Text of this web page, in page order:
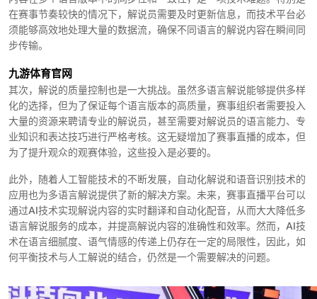
在赛事节奏较快的情况下，解说员需要及时更新信息，而技术平台必
须能够高效地处理大量的数据流，确保不同语言的解说内容在瞬间同
步传输。
九游体育官网
其次，解说的质量控制也是一大挑战。虽然多语言解说能够提供多样
化的选择，但为了保证每个语言版本的高质量，赛事组织者需要投入
大量的资源来聘请专业的解说员，甚至需要对解说员的语言能力、专
业知识和表达技巧进行严格考核。这无疑增加了赛事直播的成本，但
为了提升观众的观赛体验，这些投入是必要的。
此外，随着人工智能技术的不断发展，自动化解说和语音识别技术的
应用也为多语言解说提供了新的解决方案。未来，赛事直播平台可以
通过AI技术实现解说内容的实时翻译和自动化配音，从而大大降低多
语言解说服务的成本，并提高解说内容的准确性和效率。然而，AI技
术在语言细腻度、语气情感的传递上仍存在一定的局限性，因此，如
何平衡技术与人工解说的结合，仍然是一个需要解决的问题。